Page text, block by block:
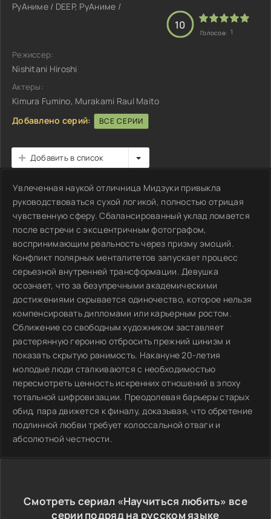
РуАниме / DEEP, РуАниме /
10
Голосов: 1
Режиссер:
Nishitani Hiroshi
Актеры:
Kimura Fumino, Murakami Raul Maito
Добавлено серий:
ВСЕ СЕРИИ
Добавить в список
Увлеченная наукой отличница Мидзуки привыкла
руководствоваться сухой логикой, полностью отрицая
чувственную сферу. Сбалансированный уклад ломается
после встречи с эксцентричным фотографом,
воспринимающим реальность через призму эмоций.
Конфликт полярных менталитетов запускает процесс
серьезной внутренней трансформации. Девушка
осознает, что за безупречными академическими
достижениями скрывается одиночество, которое нельзя
компенсировать дипломами или карьерным ростом.
Сближение со свободным художником заставляет
растерянную героиню отбросить прежний цинизм и
показать скрытую ранимость. Накануне 20-летия
молодые люди сталкиваются с необходимостью
пересмотреть ценность искренних отношений в эпоху
тотальной цифровизации. Преодолевая барьеры старых
обид, пара движется к финалу, доказывая, что обретение
подлинной любви требует колоссальной отваги и
абсолютной честности.
Смотреть сериал «Научиться любить» все
серии подряд на русском языке